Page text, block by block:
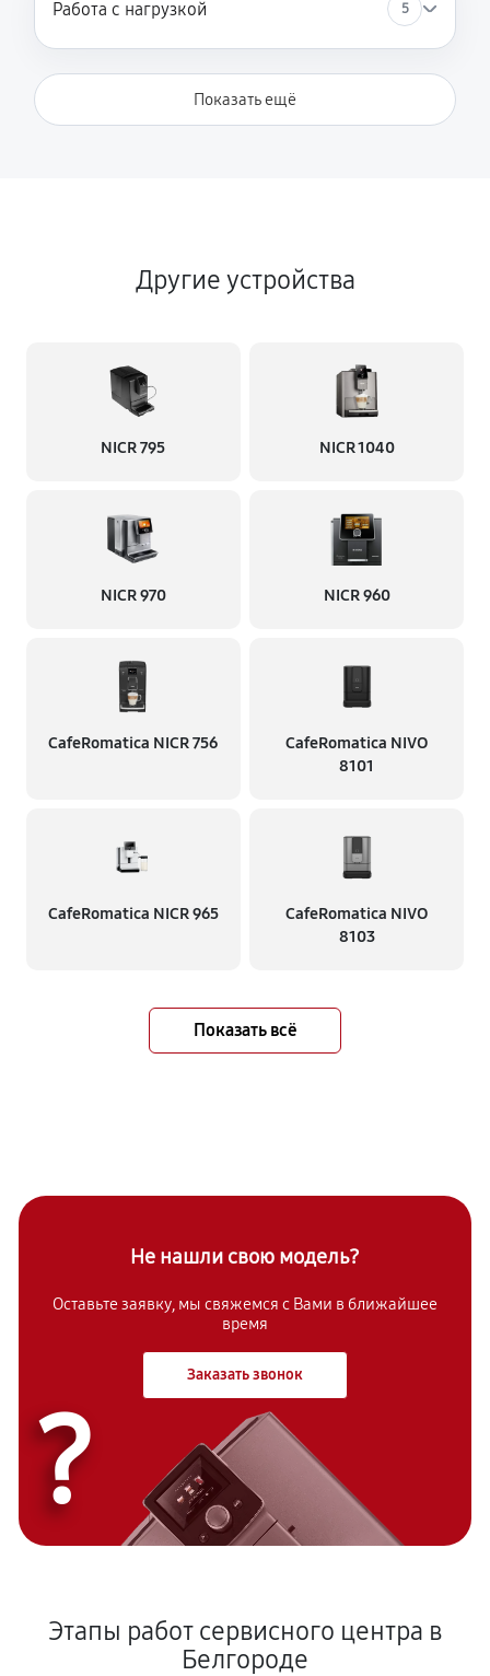
Работа с нагрузкой 5
Показать ещё
Другие устройства
NICR 795 NICR 1040
NICR 970 NICR 960
CafeRomatica NICR 756
CafeRomatica NIVO
8101
CafeRomatica NICR 965
CafeRomatica NIVO
8103
Показать всё
Не нашли свою модель?
Оставьте заявку, мы свяжемся с Вами в ближайшее
время
Заказать звонок
?
Этапы работ сервисного центра в
Белгороде